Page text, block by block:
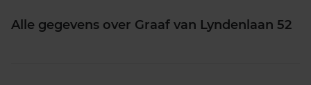
Alle gegevens over Graaf van Lyndenlaan 52